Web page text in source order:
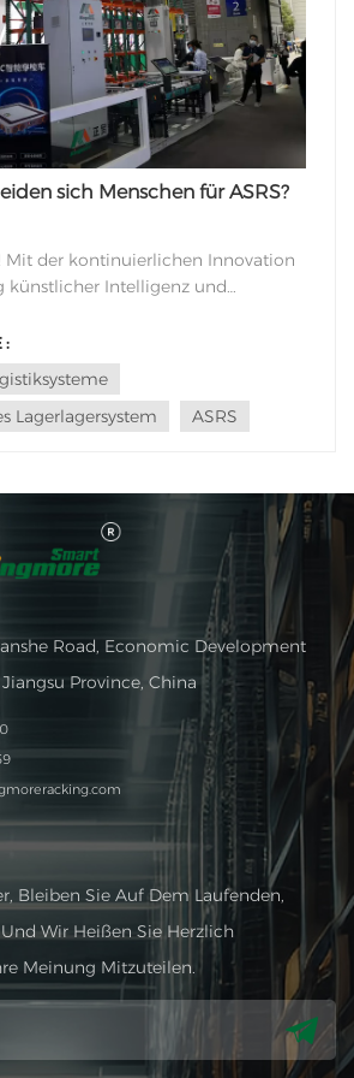
sich Menschen für ASRS?
Mit der kontinuierlichen Innovation
künstlicher Intelligenz und
entstanden
Regale mit Intelligente
:
Lagerlagersystem
ASRS
Road, Economic Development
Province, China
Bleiben Sie Auf Dem Laufenden,
Wir Heißen Sie Herzlich
Meinung Mitzuteilen.